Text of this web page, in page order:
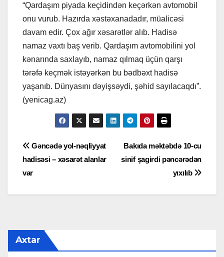
“Qardaşım piyada keçidindən keçərkən avtomobil
onu vurub. Hazırda xəstəxanadadır, müalicəsi
davam edir. Çox ağır xəsarətlər alıb. Hadisə
namaz vaxtı baş verib. Qardaşım avtomobilini yol
kənarında saxlayıb, namaz qılmaq üçün qarşı
tərəfə keçmək istəyərkən bu bədbəxt hadisə
yaşanıb. Dünyasını dəyişsəydi, şəhid sayılacaqdı”.
(yenicag.az)
Yazı
naviqasiyası
Bakıda məktəbdə 10-cu
sinif şagirdi pəncərədən
yıxılıb
Gəncədə yol-nəqliyyat
hadisəsi – xəsarət alanlar
var
Axtar